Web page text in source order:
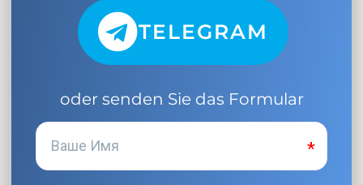
TELEGRAM
oder senden Sie das Formular